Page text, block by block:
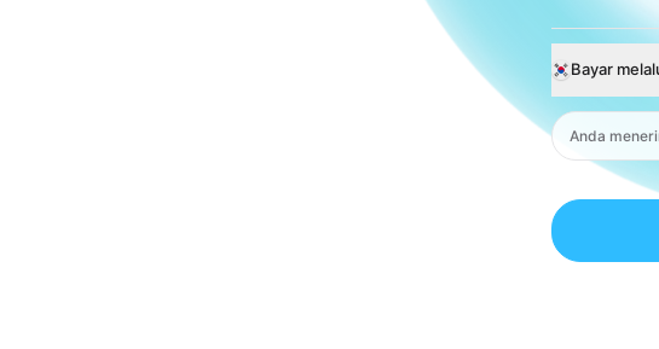
Bayar
Anda
Card